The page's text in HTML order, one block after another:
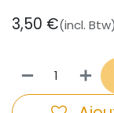
3,50 €(incl. Btw)